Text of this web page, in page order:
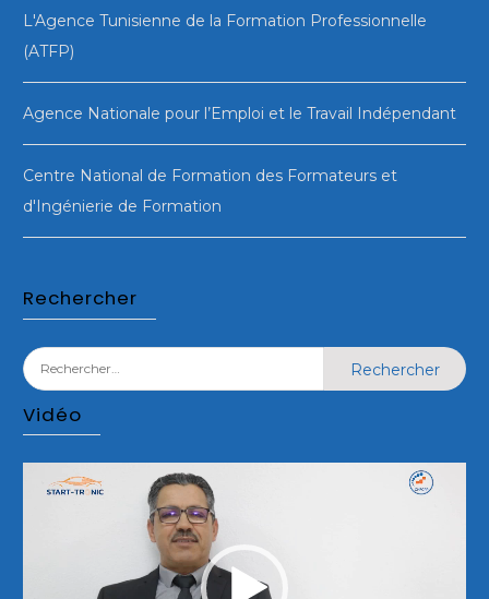
L'Agence Tunisienne de la Formation Professionnelle
(ATFP)
Agence Nationale pour l’Emploi et le Travail Indépendant
Centre National de Formation des Formateurs et
d'Ingénierie de Formation
Rechercher
Rechercher :
Vidéo
Lecteur